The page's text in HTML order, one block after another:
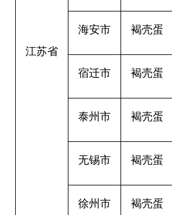
江苏省
海安市 褐壳蛋
宿迁市 褐壳蛋
泰州市 褐壳蛋
无锡市 褐壳蛋
徐州市 褐壳蛋